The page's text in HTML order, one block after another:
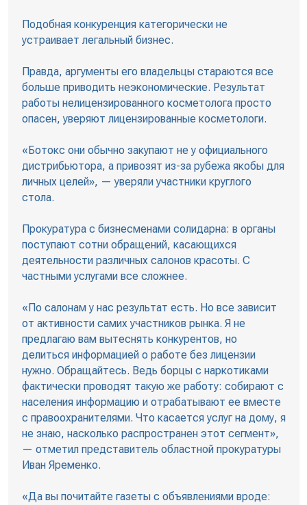
Подобная конкуренция категорически не
устраивает легальный бизнес.
Правда, аргументы его владельцы стараются все
больше приводить неэкономические. Результат
работы нелицензированного косметолога просто
опасен, уверяют лицензированные косметологи.
«Ботокс они обычно закупают не у официального
дистрибьютора, а привозят из-за рубежа якобы для
личных целей», — уверяли участники круглого
стола.
Прокуратура с бизнесменами солидарна: в органы
поступают сотни обращений, касающихся
деятельности различных салонов красоты. С
частными услугами все сложнее.
«По салонам у нас результат есть. Но все зависит
от активности самих участников рынка. Я не
предлагаю вам вытеснять конкурентов, но
делиться информацией о работе без лицензии
нужно. Обращайтесь. Ведь борцы с наркотиками
фактически проводят такую же работу: собирают с
населения информацию и отрабатывают ее вместе
с правоохранителями. Что касается услуг на дому, я
не знаю, насколько распространен этот сегмент»,
— отметил представитель областной прокуратуры
Иван Яременко.
«Да вы почитайте газеты с объявлениями вроде: